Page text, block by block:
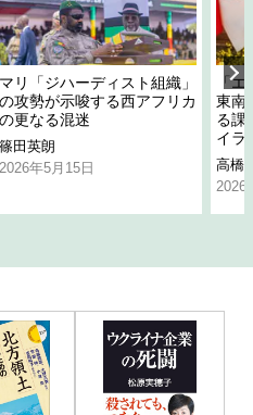
マリ「ジハーディスト組織」
の攻勢が示唆する西アフリカ
の更なる混迷
篠田英朗
2026年5月15日
「
東南
る課
イラ
高橋
2026